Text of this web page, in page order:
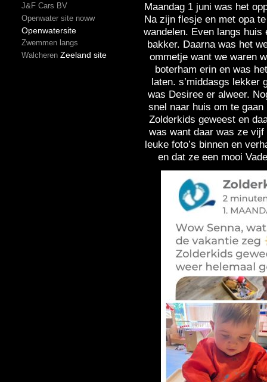
J&F Cars BV
Openwater site noww
Openwatersite
Zwemmen langs
WalcherenZeeland site
Maandag 1 juni was het
Na zijn flesje en met opa
wandelen. Even langs huis
bakker. Daarna was het
ommetje want we waren
boterham erin en was
laten. s’middasgs lekker
was Desiree er alweer.
snel naar huis om te
Zolderkids geweest en
was want daar was ze
leuke foto’s binnen en
en dat ze een mooi